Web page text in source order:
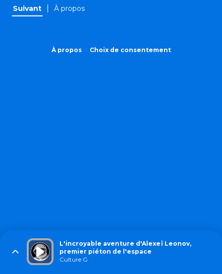
Suivant À propos
À propos Choix de consentement
L'incroyable aventure d'Alexeï Leonov,
premier piéton de l'espace
Culture G